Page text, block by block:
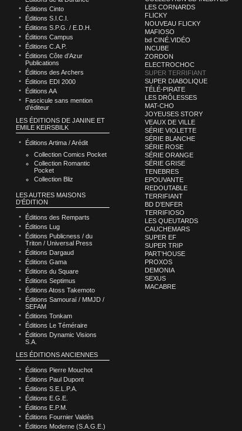
Éditions Cinto
Éditions S.I.C.I.
Éditions S.P.G. / E.D.H.
Éditions Campus
Éditions C.A.P.
Éditions Côte d’Azur
Publications
Éditions des Archers
Éditions EDI 2000
Éditions AA
Fascicule sans mention
d’éditeur
LES ÉDITIONS DE JANINE ET
EMILE KEIRSBILK
Éditions Artima / Arédit
Collection Comics Pocket
Collection Romantic
Pocket
Collection Bliz
LES AUTRES MAISONS
D'ÉDITION
Éditions des Remparts
Éditions Lug
Éditions Publicness / du
Triton / Universal Press
Éditions Dargaud
Éditions Gama
Éditions du Square
Éditions Septimus
Éditions Atoss Takemoto
Éditions Samouraï / MMJD /
SEFAM
Éditions Tonkam
Éditions Le Téméraire
Éditions Dynamic Visions
S.A.
LES ÉDITIONS ANCIENNES
Éditions Pierre Mouchot
Éditions Paul Dupont
Éditions S.E.L.P.A.
Éditions E.G.E.
Éditions E.P.M.
Éditions Fournier Valdès
Éditions Moderne (S.A.G.E.)
LES CORNARDS
FLICKY
NOUVEAU FLICKY
MAFIOSO
bd CINÉ.VIDÉO
INCUBE
ZORDON
ELECTROCHOC
SUPER TERRIFIANT
SUPER DIABOLIQUE
TÉLÉ-PIRATE
LES DRÔLESSES
MAT-CHO
JOYEUSES STORY
VEAUX DE VILLE
SÉRIE VIOLETTE
SÉRIE BLANCHE
SÉRIE ROSE
SÉRIE ORANGE
SÉRIE GRISE
TENEBRES
EPOUVANTE
REDOUTABLE
TERRIFIANT
BD D’ENFER
TERRIFIOSO
LES QUEUTARDS
CAUCHEMARS
SUPER EF
SUPER TRIP
PART’HOUSE
PROXOS
DEMONIA
SEXUS
MACABRE